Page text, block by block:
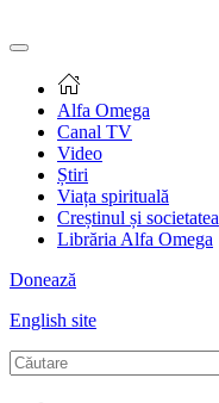
Alfa Omega
Canal TV
Video
Știri
Viața spirituală
Creștinul și societatea
Librăria Alfa Omega
Donează
English site